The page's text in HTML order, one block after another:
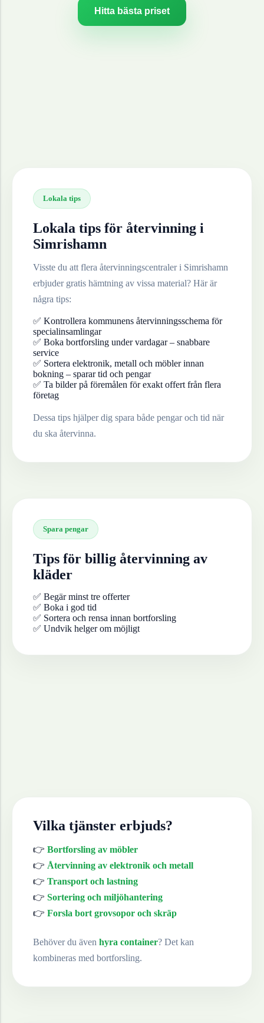
Hitta bästa priset
Lokala tips
Lokala tips för återvinning i
Simrishamn
Visste du att flera återvinningscentraler i Simrishamn
erbjuder gratis hämtning av vissa material? Här är
några tips:
✅ Kontrollera kommunens återvinningsschema för
specialinsamlingar
✅ Boka bortforsling under vardagar – snabbare
service
✅ Sortera elektronik, metall och möbler innan
bokning – sparar tid och pengar
✅ Ta bilder på föremålen för exakt offert från flera
företag
Dessa tips hjälper dig spara både pengar och tid när
du ska återvinna.
Spara pengar
Tips för billig återvinning av
kläder
✅ Begär minst tre offerter
✅ Boka i god tid
✅ Sortera och rensa innan bortforsling
✅ Undvik helger om möjligt
Vilka tjänster erbjuds?
👉 Bortforsling av möbler
👉 Återvinning av elektronik och metall
👉 Transport och lastning
👉 Sortering och miljöhantering
👉 Forsla bort grovsopor och skräp
Behöver du även hyra container? Det kan
kombineras med bortforsling.